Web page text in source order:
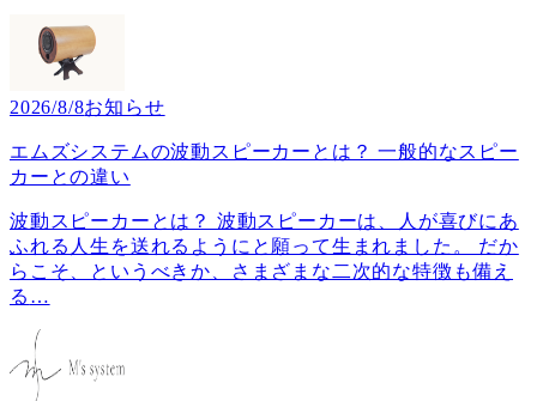
2026/8/8お知らせ
エムズシステムの波動スピーカーとは？ 一般的なスピー
カーとの違い
波動スピーカーとは？ 波動スピーカーは、人が喜びにあ
ふれる人生を送れるようにと願って生まれました。 だか
らこそ、というべきか、さまざまな二次的な特徴も備え
る …